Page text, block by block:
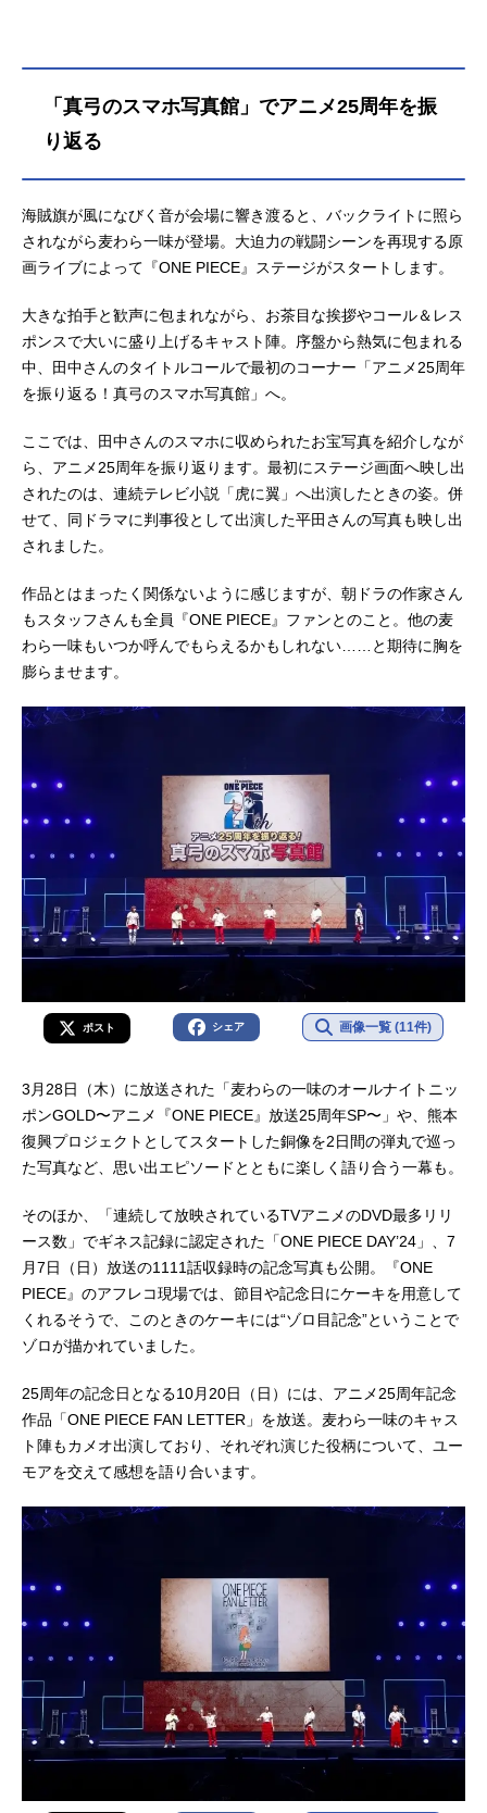
「真弓のスマホ写真館」でアニメ25周年を振
り返る
海賊旗が風になびく音が会場に響き渡ると、バックライトに照ら
されながら麦わら一味が登場。大迫力の戦闘シーンを再現する原
画ライブによって『ONE PIECE』ステージがスタートします。
大きな拍手と歓声に包まれながら、お茶目な挨拶やコール＆レス
ポンスで大いに盛り上げるキャスト陣。序盤から熱気に包まれる
中、田中さんのタイトルコールで最初のコーナー「アニメ25周年
を振り返る！真弓のスマホ写真館」へ。
ここでは、田中さんのスマホに収められたお宝写真を紹介しなが
ら、アニメ25周年を振り返ります。最初にステージ画面へ映し出
されたのは、連続テレビ小説「虎に翼」へ出演したときの姿。併
せて、同ドラマに判事役として出演した平田さんの写真も映し出
されました。
作品とはまったく関係ないように感じますが、朝ドラの作家さん
もスタッフさんも全員『ONE PIECE』ファンとのこと。他の麦
わら一味もいつか呼んでもらえるかもしれない……と期待に胸を
膨らませます。
ポスト シェア 画像一覧 (11件)
3月28日（木）に放送された「麦わらの一味のオールナイトニッ
ポンGOLD〜アニメ『ONE PIECE』放送25周年SP〜」や、熊本
復興プロジェクトとしてスタートした銅像を2日間の弾丸で巡っ
た写真など、思い出エピソードとともに楽しく語り合う一幕も。
そのほか、「連続して放映されているTVアニメのDVD最多リリ
ース数」でギネス記録に認定された「ONE PIECE DAY’24」、7
月7日（日）放送の1111話収録時の記念写真も公開。『ONE
PIECE』のアフレコ現場では、節目や記念日にケーキを用意して
くれるそうで、このときのケーキには“ゾロ目記念”ということで
ゾロが描かれていました。
25周年の記念日となる10月20日（日）には、アニメ25周年記念
作品「ONE PIECE FAN LETTER」を放送。麦わら一味のキャス
ト陣もカメオ出演しており、それぞれ演じた役柄について、ユー
モアを交えて感想を語り合います。